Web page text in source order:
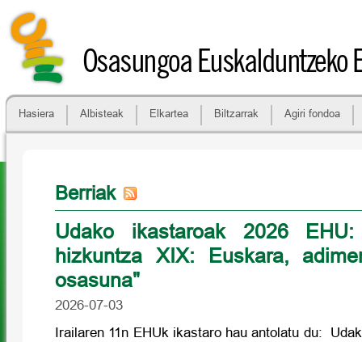
Osasungoa Euskalduntzeko
Hasiera Albisteak Elkartea Biltzarrak Agiri fondoa
Berriak
Udako ikastaroak 2026
hizkuntza XIX: Euskara,
osasuna"
2026-07-03
Irailaren 11n EHUk ikastaro hau antolatu du: